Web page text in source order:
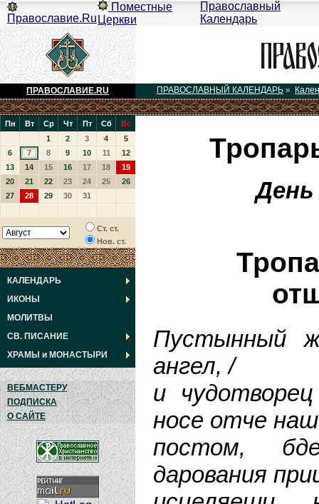
Православие.Ru
Поместные
Церкви
Православный
Календарь
ПРАВОСЛАВИЕ.RU ПРАВОСЛАВНЫЙ КАЛЕНДАРЬ »
Пн Вт Ср Чт Пт Сб
Вс
1
2 3 4
5
6
7 8 9 10 11
12
13
14 15 16 17 18
19
20
21 22 23 24 25
26
27
28 29 30 31
Ст. ст.
Нов. ст.
КАЛЕНДАРЬ
ИКОНЫ
МОЛИТВЫ
СВ. ПИСАНИЕ
ХРАМЫ и МОНАСТЫРИ
ВЕБМАСТЕРУ
ПОДПИСКА
О САЙТЕ
Пустынный
ангел, /
и
носе отче
постом,
дарования